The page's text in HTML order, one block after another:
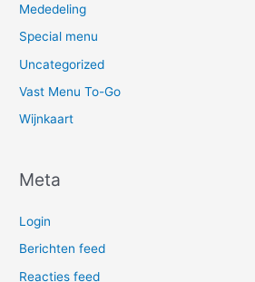
Mededeling
Special menu
Uncategorized
Vast Menu To-Go
Wijnkaart
Meta
Login
Berichten feed
Reacties feed